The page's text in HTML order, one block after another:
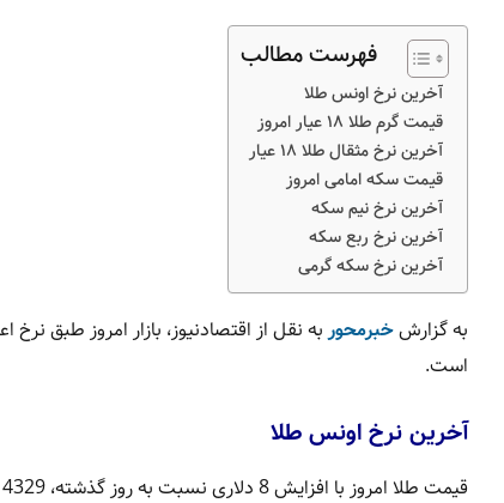
فهرست مطالب
آخرین نرخ اونس طلا
قیمت گرم طلا ۱۸ عیار امروز
آخرین نرخ مثقال طلا ۱۸ عیار
قیمت سکه امامی امروز
آخرین نرخ نیم سکه
آخرین نرخ ربع سکه
آخرین نرخ سکه گرمی
به گزارشخبرمحوربه نقل از اقتصادنیوز، بازار امروز طبق
است.
آخرین نرخ اونس طلا
قیمت طلا امروز با افزایش 8 دلاری نسبت به روز گذشته، 4329 (چهار هزار و سیصد و بیست و نه) دلار نرخ‌گذاری شد.